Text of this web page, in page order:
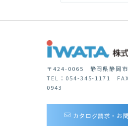
〒424-0065 静岡県静岡
TEL：054-345-1171
0943
カタログ請求・お